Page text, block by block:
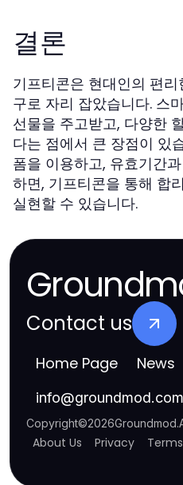
결론
기프티콘은 현대인의 편
구로 자리 잡았습니다. 스
선물을 주고받고, 다양한
다는 점에서 큰 장점이 있
폼을 이용하고, 유효기간
하면, 기프티콘을 통해 합
실현할 수 있습니다.
Contact us
Home Page News
info@groundmod.com
Copyright©2026Groundmod.
About Us Privacy Terms